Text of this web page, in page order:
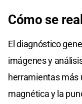
Cómo se
El diagnóstico
imágenes y
herramientas más
magnética y la